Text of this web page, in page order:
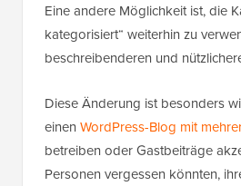
Eine andere Möglichkeit ist, die
kategorisiert“ weiterhin zu
beschreibenderen und
Diese Änderung ist besonders
einen WordPress-Blog mit
betreiben oder Gastbeiträge
Personen vergessen könnten,